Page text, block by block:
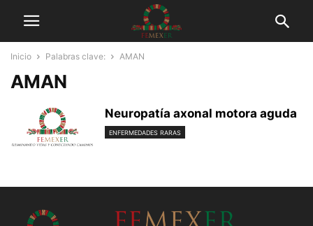
Inicio Palabras clave: AMAN
AMAN
Neuropatía axonal motora aguda
ENFERMEDADES RARAS